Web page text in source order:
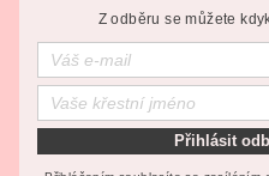
Z odběru se můžete
Přihlásit